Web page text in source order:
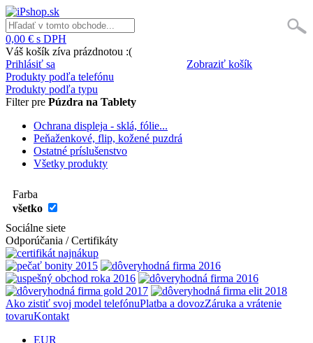
0,00 € s DPH
Váš košík zíva prázdnotou :(
Zobraziť košík
Prihlásiť sa
Produkty podľa telefónu
Produkty podľa typu
Filter pre Púzdra na Tablety
Ochrana displeja - sklá, fólie...
Peňaženkové, flip, kožené puzdrá
Ostatné príslušenstvo
Všetky produkty
Farba
všetko
Sociálne siete
Odporúčania / Certifikáty
Ako zistiť svoj model telefónuPlatba a dovozZáruka a vrátenie
tovaruKontakt
EUR